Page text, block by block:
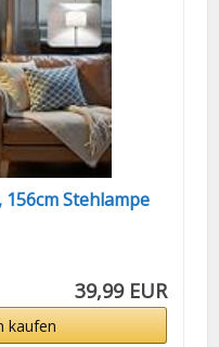
156cm Stehlampe
39,99 EUR
kaufen